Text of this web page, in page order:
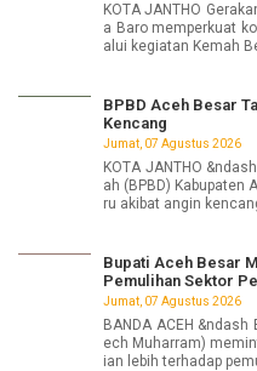
KOTA JANTHO
a Baro memperkuat
alui kegiatan Kemah
BPBD Aceh Besar
Kencang
Jumat, 07 Agustus 2026
KOTA JANTHO
ah (BPBD) Kabupaten
ru akibat angin
Bupati Aceh Besar
Pemulihan Sektor
Jumat, 07 Agustus 2026
BANDA ACEH
ech Muharram)
ian lebih terhadap